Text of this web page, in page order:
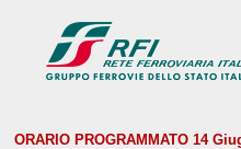
ORARIO PROGRAMMATO 14